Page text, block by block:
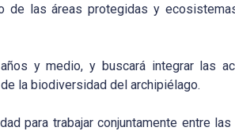
las áreas protegidas y
y medio, y buscará integrar las
la biodiversidad del archipiélago.
para trabajar conjuntamente entre